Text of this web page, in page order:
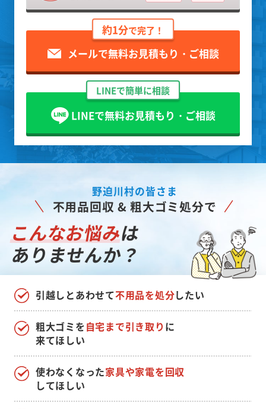
約1分で完了！
メールで無料お見積もり・ご相談
LINEで簡単に相談
LINEで無料お見積もり・ご相談
野迫川村の皆さま
不用品回収 & 粗大ゴミ処分で
こんなお悩みは
ありませんか？
引越しとあわせて不用品を処分したい
使わなくなった家具や家電を回収
してほしい
粗大ゴミを自宅まで引き取り に
来てほしい